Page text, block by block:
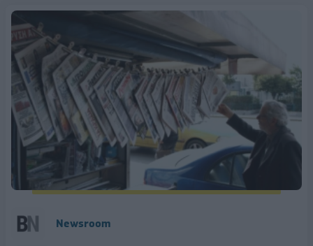
Newsroom